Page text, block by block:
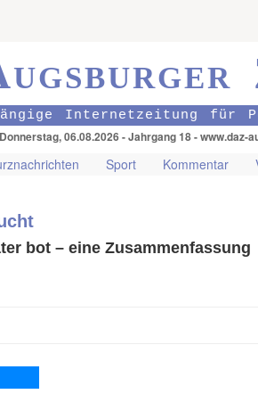
Internetzeitung für
Donnerstag, 06.08.2026 - Jahrgang 18 - www.daz-
Sport Kommentar
bot – eine Zusammenfassung